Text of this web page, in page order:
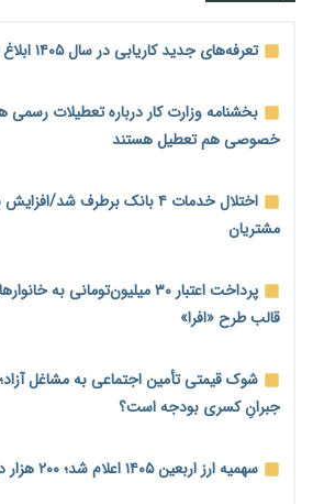
آغاز اجرای پایلوت «ردا کارت» برای
محدودیت تازه برای شبکه بانکی؛ افزایش
کنترل تورم
ترمز تولید
سایپا و پارس‌خودرو
بنگاه‌داری بانک‌ها؛ مانع بزرگ خانه‌دار
نماینده مجلس: توسعه مرزهای زمینی به
اساسی تبدیل شود
تعرفه‌های جدید کاریابی در سال ۱۴۰۵ ابلاغ شد
بخشنامه وزارت کار درباره تعطیلات
خصوصی هم تعطیل هستند
اختلال خدمات ۴ بانک برطرف
مشتریان
پرداخت اعتبار ۳۰ میلیون‌تومانی
قالب طرح «افرا»
شوک قیمتی تأمین اجتماعی به مشاغل آزاد؛
جبرانِ کسری بودجه است؟
سهمیه ارز اربعین ۱۴۰۵ اعلام شد؛ ۲۰۰ هزار دینار برای هر زائر